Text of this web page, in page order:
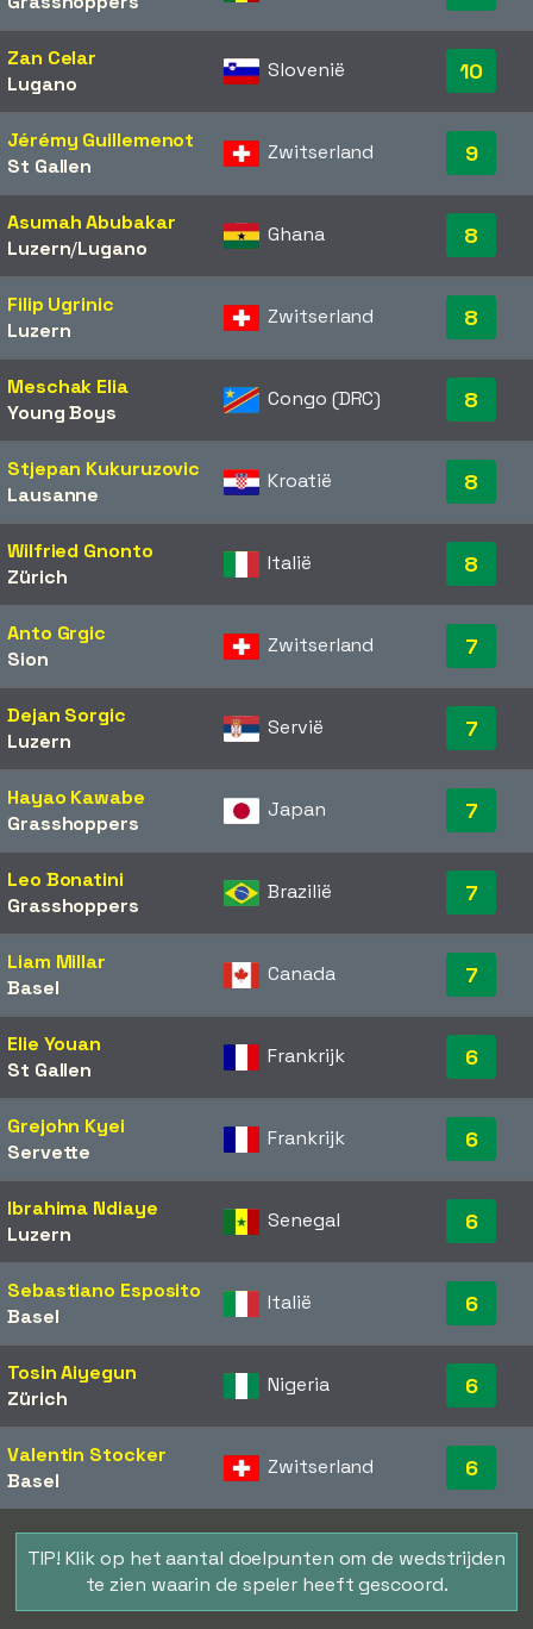
Zan Celar
Lugano
Slovenië 10
Jérémy Guillemenot
St Gallen
Zwitserland 9
Asumah Abubakar
Luzern/​Lugano
Ghana 8
Filip Ugrinic
Luzern
Zwitserland 8
Meschak Elia
Young Boys
Congo (DRC) 8
Stjepan Kukuruzovic
Lausanne
Kroatië 8
Wilfried Gnonto
Zürich
Italië 8
Anto Grgic
Sion
Zwitserland 7
Dejan Sorgic
Luzern
Servië 7
Hayao Kawabe
Grasshoppers
Japan 7
Leo Bonatini
Grasshoppers
Brazilië 7
Liam Millar
Basel
Canada 7
Elie Youan
St Gallen
Frankrijk 6
Grejohn Kyei
Servette
Frankrijk 6
Ibrahima Ndiaye
Luzern
Senegal 6
Sebastiano Esposito
Basel
Italië 6
Tosin Aiyegun
Zürich
Nigeria 6
Valentin Stocker
Basel
Zwitserland 6
TIP! Klik op het aantal doelpunten om de wedstrijden
te zien waarin de speler heeft gescoord.